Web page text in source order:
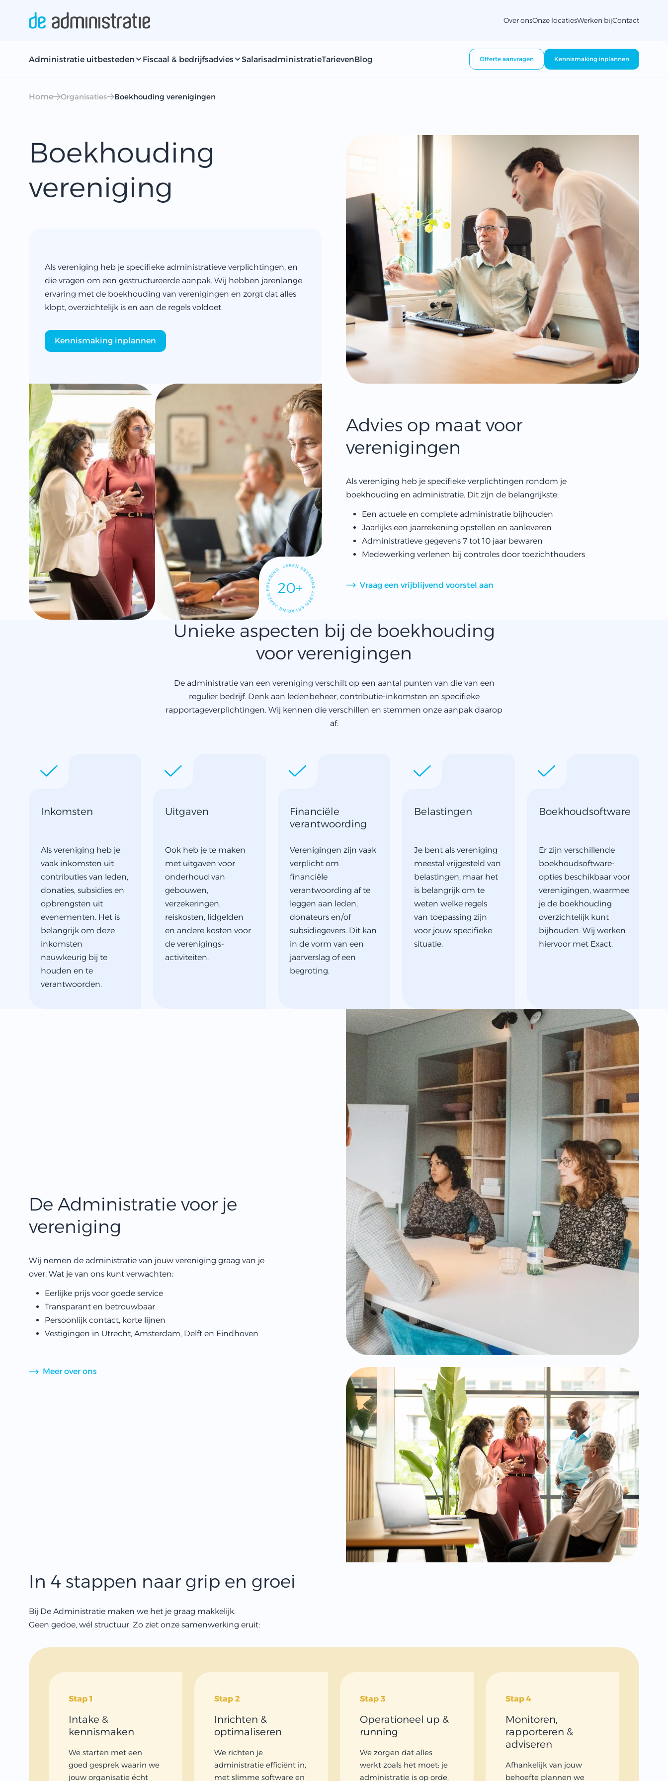
Over onsOnze locatiesWerken bijContact
Administratie uitbesteden Fiscaal & bedrijfsadvies SalarisadministratieTarievenBlog Offerte aanvragen Kennismaking inplannen
Home Organisaties Boekhouding verenigingen
Boekhouding
vereniging
Als vereniging heb je specifieke administratieve verplichtingen, en
die vragen om een gestructureerde aanpak. Wij hebben jarenlange
ervaring met de boekhouding van verenigingen en zorgt dat alles
klopt, overzichtelijk is en aan de regels voldoet.
Kennismaking inplannen
20+
Advies op maat voor
verenigingen
Als vereniging heb je specifieke verplichtingen rondom je
boekhouding en administratie. Dit zijn de belangrijkste:
Een actuele en complete administratie bijhouden
Jaarlijks een jaarrekening opstellen en aanleveren
Administratieve gegevens 7 tot 10 jaar bewaren
Medewerking verlenen bij controles door toezichthouders
Vraag een vrijblijvend voorstel aan
Unieke aspecten bij de boekhouding
voor verenigingen
De administratie van een vereniging verschilt op een aantal punten van die van een
regulier bedrijf. Denk aan ledenbeheer, contributie-inkomsten en specifieke
rapportageverplichtingen. Wij kennen die verschillen en stemmen onze aanpak daarop
af.
Inkomsten
Als vereniging heb je
vaak inkomsten uit
contributies van leden,
donaties, subsidies en
opbrengsten uit
evenementen. Het is
belangrijk om deze
inkomsten
nauwkeurig bij te
houden en te
verantwoorden.
Uitgaven
Ook heb je te maken
met uitgaven voor
onderhoud van
gebouwen,
verzekeringen,
reiskosten, lidgelden
en andere kosten voor
de verenigings-
activiteiten.
Financiële
verantwoording
Verenigingen zijn vaak
verplicht om
financiële
verantwoording af te
leggen aan leden,
donateurs en/of
subsidiegevers. Dit kan
in de vorm van een
jaarverslag of een
begroting.
Belastingen
Je bent als vereniging
meestal vrijgesteld van
belastingen, maar het
is belangrijk om te
weten welke regels
van toepassing zijn
voor jouw specifieke
situatie.
Boekhoudsoftware
Er zijn verschillende
boekhoudsoftware-
opties beschikbaar voor
verenigingen, waarmee
je de boekhouding
overzichtelijk kunt
bijhouden. Wij werken
hiervoor met Exact.
De Administratie voor je
vereniging
Wij nemen de administratie van jouw vereniging graag van je
over. Wat je van ons kunt verwachten:
Eerlijke prijs voor goede service
Transparant en betrouwbaar
Persoonlijk contact, korte lijnen
Vestigingen in Utrecht, Amsterdam, Delft en Eindhoven
Meer over ons
In 4 stappen naar grip en groei
Bij De Administratie maken we het je graag makkelijk.
Geen gedoe, wél structuur. Zo ziet onze samenwerking eruit:
Stap 1
Intake &
kennismaken
We starten met een
goed gesprek waarin we
jouw organisatie écht
Stap 2
Inrichten &
optimaliseren
We richten je
administratie efficiënt in,
met slimme software en
Stap 3
Operationeel up &
running
We zorgen dat alles
werkt zoals het moet: je
administratie is op orde,
Stap 4
Monitoren,
rapporteren &
adviseren
Afhankelijk van jouw
behoefte plannen we